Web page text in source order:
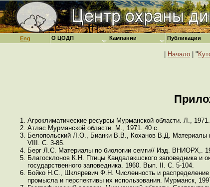
Eng
Начало | "
Агроклиматические ресурсы Мурманской области. Л.,
Атлас Мурманской области. М., 1971. 40 с.
Белопольский Л.О., Бианки В.В., Коханов В.Д. Материалы
VIII. С. 3-85.
Берг Л.С. Материалы по биологии семги// Изд. ВНИОРХ,.
Благосклонов К.Н. Птицы Кандалакшского заповедника и
государственного заповедника. 1960. Вып. II. С. 5-104.
Бойко Н.С., Шкляревич Ф.Н. Численность и
промысла и перспективы их использования. Мурманск,
О ЦОДП Кампании Публикации